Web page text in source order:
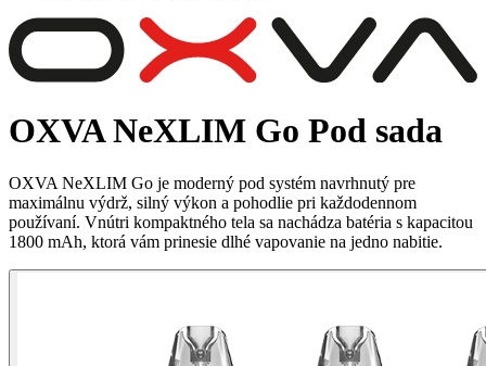
OXVA NeXLIM Go Pod sada
OXVA NeXLIM Go je moderný pod systém navrhnutý pre
maximálnu výdrž, silný výkon a pohodlie pri každodennom
používaní. Vnútri kompaktného tela sa nachádza batéria s kapacitou
1800 mAh, ktorá vám prinesie dlhé vapovanie na jedno nabitie.